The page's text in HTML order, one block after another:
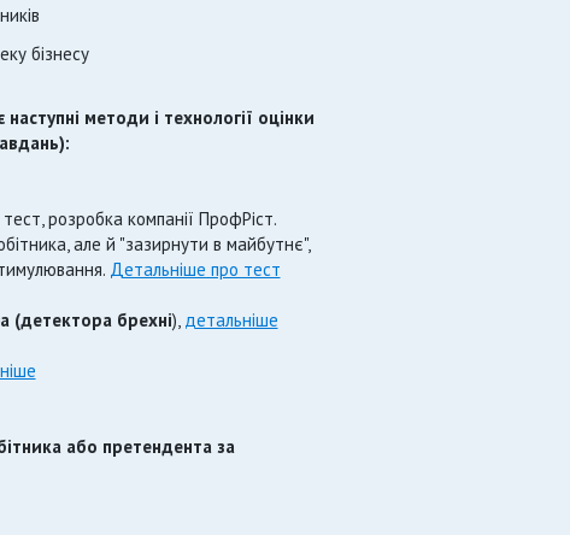
бізнесу
методи і технології оцінки
розробка компанії ПрофРіст.
але й "зазирнути в майбутнє",
Детальніше про тест
(детектора брехні), детальніше
або претендента за